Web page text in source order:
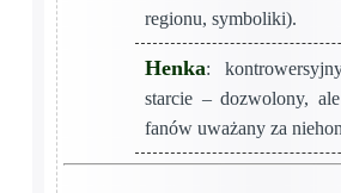
regionu, symboliki).
Henka:
starcie – dozwolony,
fanów uważany za